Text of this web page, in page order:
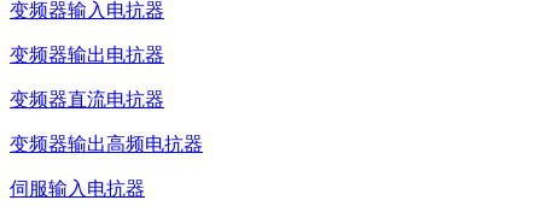
变频器输入电抗器
变频器输出电抗器
变频器直流电抗器
变频器输出高频电抗器
伺服输入电抗器